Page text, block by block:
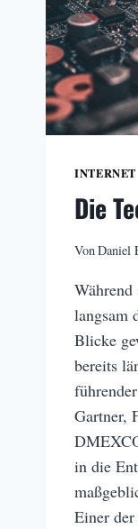
INTERNET
Die
VonDaniel
Während
langsam
Blicke
bereits
Gartner,
in die
Einer